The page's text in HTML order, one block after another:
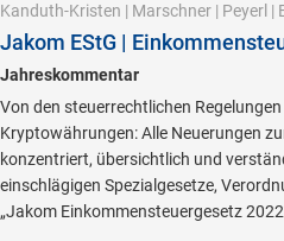
Kanduth-Kristen | Marschner | Peyerl |
Jakom EStG |
Jahreskommentar
Von den steuerrechtlichen
Kryptowährungen: Alle Neuerungen
konzentriert, übersichtlich und
einschlägigen Spezialgesetze,
„Jakom Einkommensteuergesetz